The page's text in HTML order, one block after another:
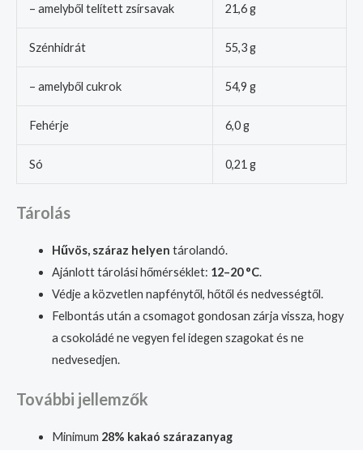
– amelyből telített zsírsavak 21,6 g
Szénhidrát 55,3 g
– amelyből cukrok 54,9 g
Fehérje 6,0 g
Só 0,21 g
Tárolás
Hűvös, száraz helyen tárolandó.
Ajánlott tárolási hőmérséklet: 12–20 °C.
Védje a közvetlen napfénytől, hőtől és nedvességtől.
Felbontás után a csomagot gondosan zárja vissza, hogy
a csokoládé ne vegyen fel idegen szagokat és ne
nedvesedjen.
További jellemzők
Minimum 28% kakaó szárazanyag